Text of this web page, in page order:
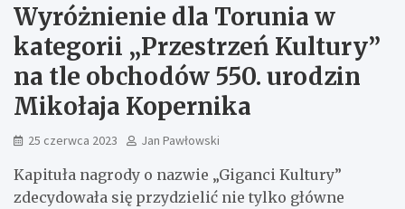
Wyróżnienie dla Torunia w
kategorii „Przestrzeń Kultury”
na tle obchodów 550. urodzin
Mikołaja Kopernika
25 czerwca 2023 Jan Pawłowski
Kapituła nagrody o nazwie „Giganci Kultury”
zdecydowała się przydzielić nie tylko główne